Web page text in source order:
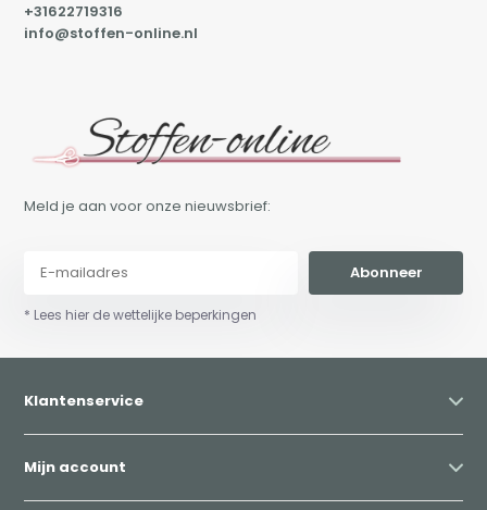
+31622719316
info@stoffen-online.nl
Meld je aan voor onze nieuwsbrief:
Abonneer
* Lees hier de wettelijke beperkingen
Klantenservice
Mijn account